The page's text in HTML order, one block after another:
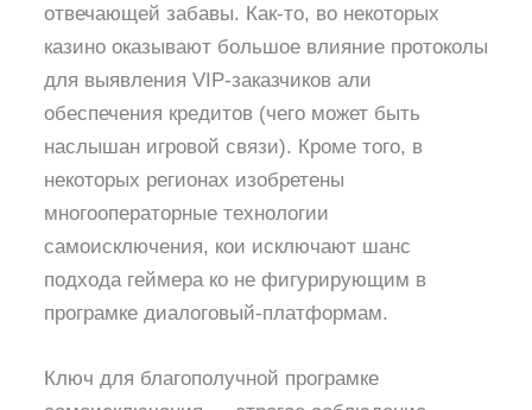
отвечающей забавы. Как-то, во некоторых
казино оказывают большое влияние протоколы
для выявления VIP-заказчиков али
обеспечения кредитов (чего может быть
наслышан игровой связи). Кроме того, в
некоторых регионах изобретены
многооператорные технологии
самоисключения, кои исключают шанс
подхода геймера ко не фигурирующим в
програмке диалоговый-платформам.
Ключ для благополучной програмке